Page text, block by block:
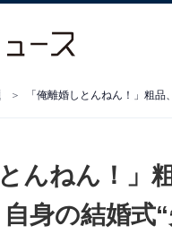
「俺離婚しとんねん！」粗品
とんねん！」
身の結婚式